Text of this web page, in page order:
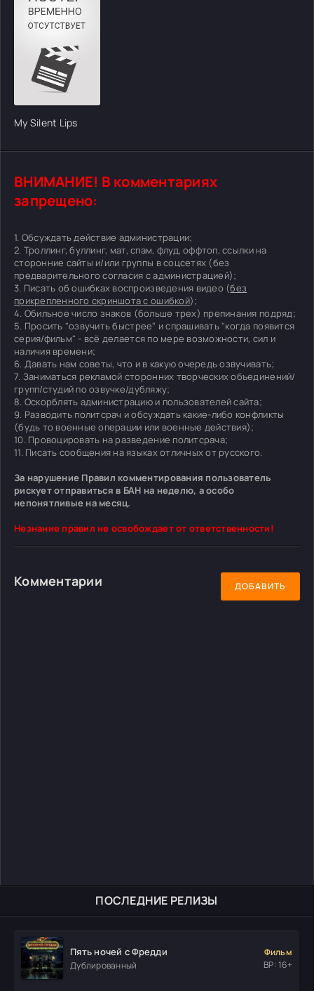
ПОСЛЕДНИЕ РЕЛИЗЫ
Пять ночей с Фредди
Дублированный
Фильм
ВР: 16+
My Silent Lips
ВНИМАНИЕ! В комментариях
запрещено:
1. Обсуждать действие администрации;
2. Троллинг, буллинг, мат, спам, флуд, оффтоп, ссылки на
сторонние сайты и/или группы в соцсетях (без
предварительного согласия с администрацией);
3. Писать об ошибках воспроизведения видео (без
прикрепленного скриншота с ошибкой);
4. Обильное число знаков (больше трех) препинания подряд;
5. Просить "озвучить быстрее" и спрашивать "когда появится
серия/фильм" - всё делается по мере возможности, сил и
наличия времени;
6. Давать нам советы, что и в какую очередь озвучивать;
7. Заниматься рекламой сторонних творческих объединений/
групп/студий по озвучке/дубляжу;
8. Оскорблять администрацию и пользователей сайта;
9. Разводить политсрач и обсуждать какие-либо конфликты
(будь то военные операции или военные действия);
10. Провоцировать на разведение политсрача;
11. Писать сообщения на языках отличных от русского.
За нарушение Правил комментирования пользователь
рискует отправиться в БАН на неделю, а особо
непонятливые на месяц.
Незнание правил не освобождает от ответственности!
Комментарии ДОБАВИТЬ